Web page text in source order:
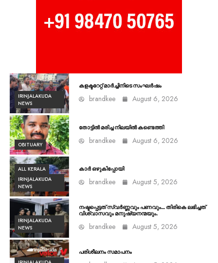
IRINJALAKUDA
NEWS
കളക്ടറേറ്റ് മാർച്ചിനിടെ സംഘർഷം
brandkee August 6, 2026
OBITUARY
തോട്ടിൽ മരിച്ച നിലയിൽ കണ്ടെത്തി
brandkee August 6, 2026
ALL KERALA
IRINJALAKUDA
NEWS
കാർ ഒഴുകിപ്പോയി
brandkee August 5, 2026
IRINJALAKUDA
NEWS
നഷ്ടപ്പെട്ടത് സ്വർണ്ണവും പണവും… തിരികെ ലഭിച്ചത്
വിശ്വാസവും മനുഷ്യനന്മയും.
brandkee August 5, 2026
പരിശീലനം സമാപനം